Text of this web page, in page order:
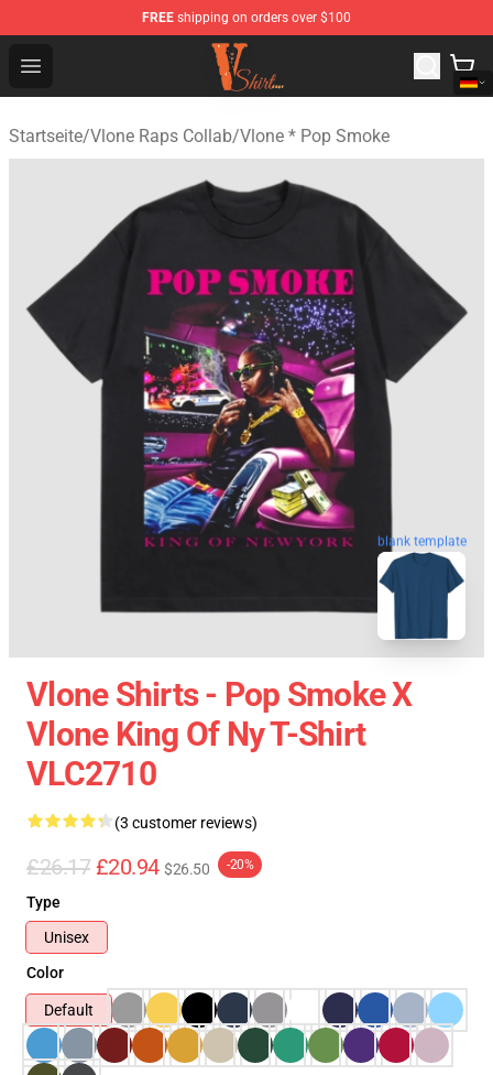
FREE shipping on orders over $100
Open menu
Vlone Shirt Store - Official Vlone Shirt Shop
Startseite/Vlone Raps Collab/Vlone * Pop Smoke
blank template
Vlone Shirts - Pop Smoke X
Vlone King Of Ny T-Shirt
VLC2710
(3 customer reviews)
£26.17 £20.94 $26.50 -20%
Type
Unisex
Color
Default